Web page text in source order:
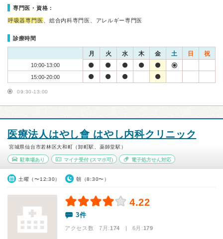
専門医・資格：
呼吸器専門医 、総合内科専門医、アレルギー専門医
診療時間
月 火 水 木 金 土 日 祝
10:00-13:00
15:00-20:00
09:30-13:00
医療法人はやし會 はやし内科クリニック
宮城県仙台市若林区大和町（卸町駅、薬師堂駅）
駐車場あり マイナ受付(スマホ可) 電子処方せん対応
土曜（〜12:30） 朝（8:30〜）
4.22
3件
アクセス数 7月:174 | 6月:179